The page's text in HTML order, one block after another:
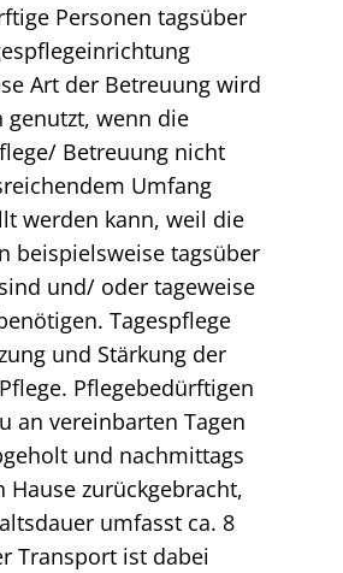
Personen tagsüber
Art der Betreuung wird
genutzt, wenn die
Betreuung nicht
Umfang
werden kann, weil die
beispielsweise tagsüber
und/ oder tageweise
Tagespflege
und Stärkung der
Pflegebedürftigen
an vereinbarten Tagen
und nachmittags
Hause zurückgebracht,
umfasst ca. 8
Transport ist dabei